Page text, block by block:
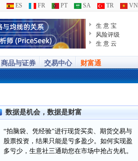
ES FR PT SA TR VN
生 意 宝
风险评级
生 意 云
商品与证券 交易中心 财富通
数据是机会，数据是财富
“拍脑袋、凭经验”进行现货买卖、期货交易与
股票投资，结果只能是亏多盈少。如何实现盈
多亏少，生意社三通助您在市场中抢占先机。